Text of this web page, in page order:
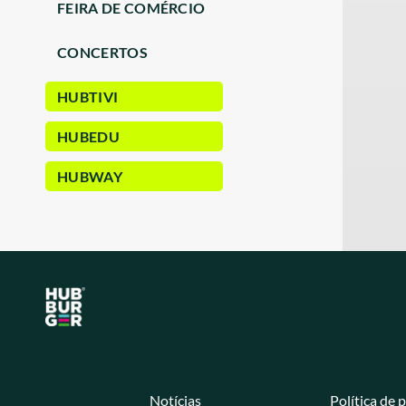
FEIRA DE COMÉRCIO
CONCERTOS
HUBTIVI
HUBEDU
HUBWAY
Notícias Política de